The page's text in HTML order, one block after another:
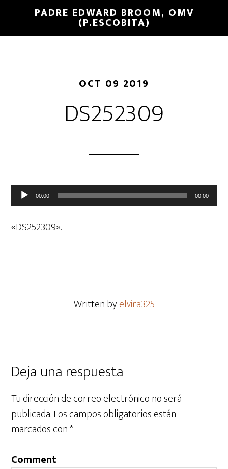
PADRE EDWARD BROOM, OMV
(P.ESCOBITA)
OCT 09 2019
DS252309
Reproductor
de
audio
00:00 00:00
«DS252309».
Written byelvira325
Deja una respuesta
Tu dirección de correo electrónico no será
publicada.Los campos obligatorios están
marcados con*
Comment